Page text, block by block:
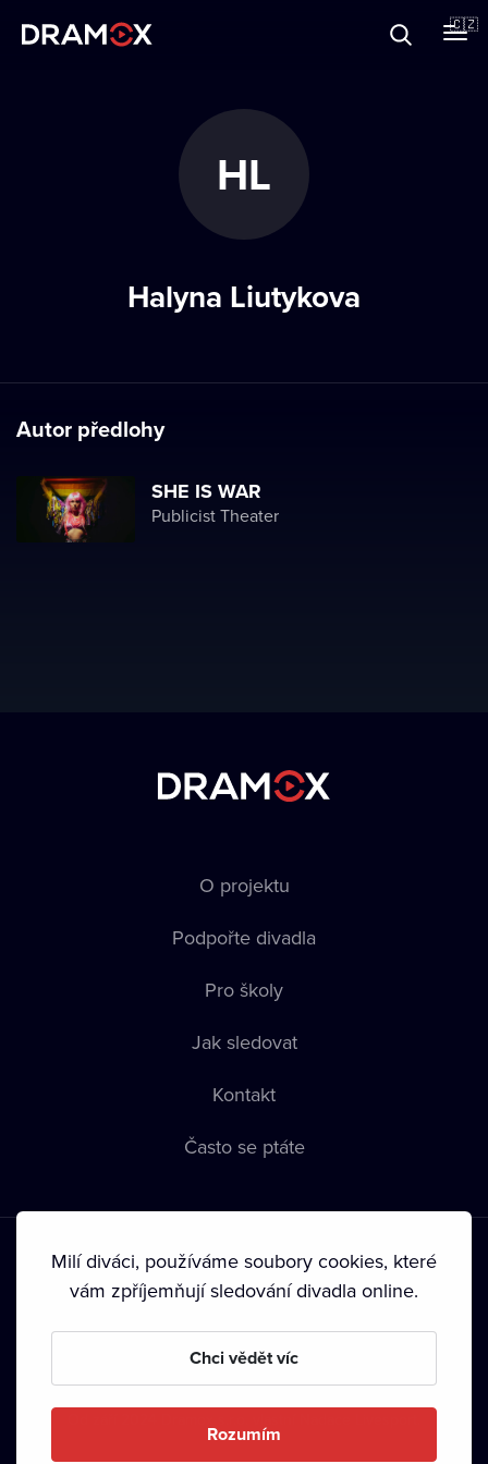
🇨🇿
HL
Halyna Liutykova
Autor předlohy
SHE IS WAR
Publicist Theater
O projektu
Podpořte divadla
Pro školy
Jak sledovat
Kontakt
Často se ptáte
Podmínky používání • Ochrana soukromí • Zásady používání
• Autorská práva•
Milí diváci, používáme soubory cookies, které
vám zpříjemňují sledování divadla online.
Chci vědět víc
Rozumím